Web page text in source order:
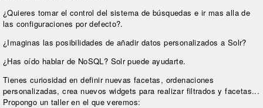
¿Quieres tomar el control del sistema de búsquedas e ir mas alla de
las configuraciones por defecto?.
¿Imaginas las posibilidades de añadir datos personalizados a Solr?
¿Has oído hablar de NoSQL? Solr puede ayudarte.
Tienes curiosidad en definir nuevas facetas, ordenaciones
personalizadas, crea nuevos widgets para realizar filtrados y facetas...
Propongo un taller en el que veremos: